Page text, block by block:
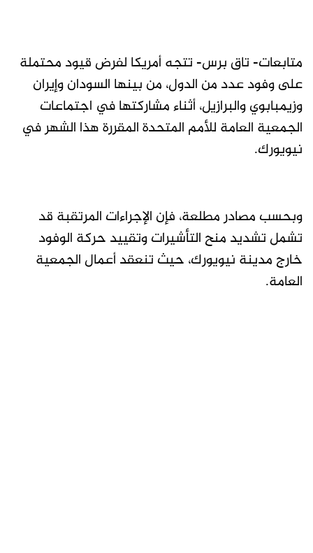
متابعات- تاق برس- تتجه أمريكا لفرض قيود محتملة
على وفود عدد من الدول، من بينها السودان وإيران
وزيمبابوي والبرازيل، أثناء مشاركتها في اجتماعات
الجمعية العامة للأمم المتحدة المقررة هذا الشهر في
نيويورك.
وبحسب مصادر مطلعة، فإن الإجراءات المرتقبة قد
تشمل تشديد منح التأشيرات وتقييد حركة الوفود
خارج مدينة نيويورك، حيث تنعقد أعمال الجمعية
العامة.